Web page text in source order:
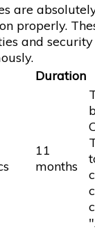
are
properly.
and
Duration
11
months